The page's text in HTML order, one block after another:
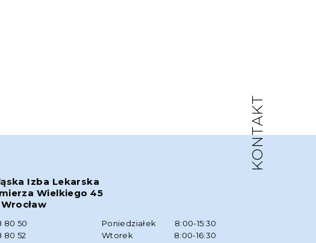
KONTAKT
Izba Lekarska
Wielkiego 45
80 50
80 52
Poniedziałek
8:00-15:30
Wtorek
8:00-16:30